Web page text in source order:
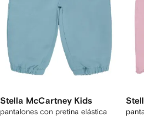
Stella McCartney Kids
pantalones con pretina elástica